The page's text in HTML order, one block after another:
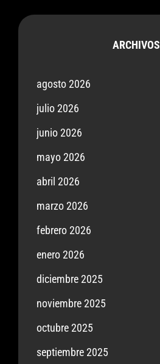
ARCHIVOS
agosto 2026
julio 2026
junio 2026
mayo 2026
abril 2026
marzo 2026
febrero 2026
enero 2026
diciembre 2025
noviembre 2025
octubre 2025
septiembre 2025